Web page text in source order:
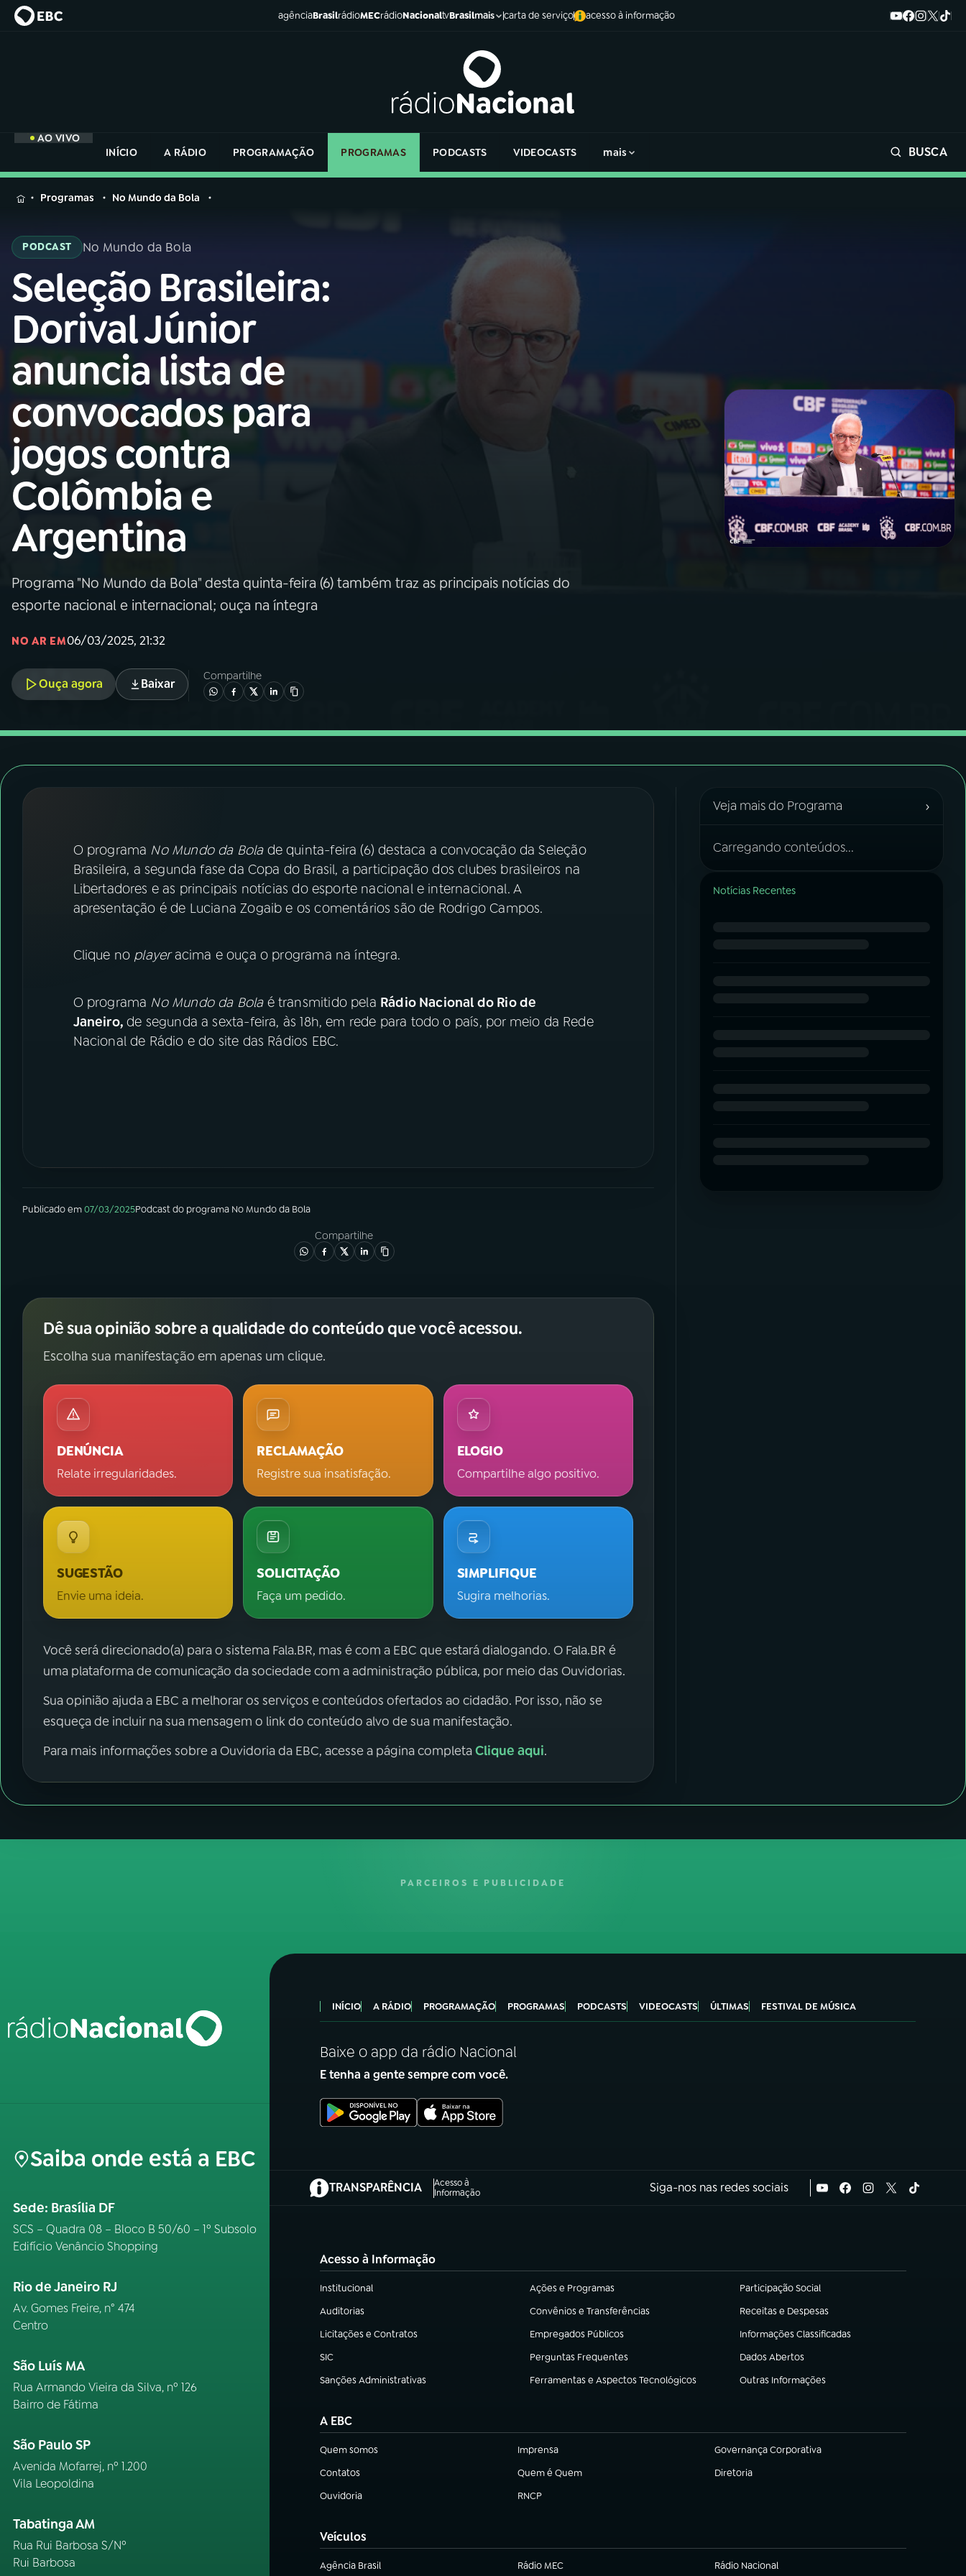
agênciaBrasilrádioMECrádioNacionaltvBrasilmais carta de serviço acesso à informação
AO VIVO
INÍCIO
A RÁDIO PROGRAMAÇÃO PROGRAMAS PODCASTS VIDEOCASTS mais BUSCA
MENU
Buscar
na
Rádio
Nacional
AO VIVO
01 INÍCIO
02 A RÁDIO
03 PROGRAMAÇÃO
04PROGRAMAS
05PODCASTS
06 VIDEOCASTS
07ÚLTIMAS
FESTIVAL DE MÚSICA
ACOMPANHE A RÁDIO NACIONAL
na
Rádio
Programas No Mundo da Bola
PODCAST No Mundo da Bola
Seleção Brasileira:
Dorival Júnior
anuncia lista de
convocados para
jogos contra
Colômbia e
Argentina
Programa "No Mundo da Bola" desta quinta-feira (6) também traz as principais notícias do
esporte nacional e internacional; ouça na íntegra
NO AR EM06/03/2025, 21:32
Ouça agora Baixar
Compartilhe
O programa No Mundo da Bolade quinta-feira (6) destaca a convocação da Seleção
Brasileira, a segunda fase da Copa do Brasil, a participação dos clubes brasileiros na
Libertadores e as principais notícias do esporte nacional e internacional. A
apresentação é de Luciana Zogaib e os comentários são de Rodrigo Campos.
Clique no playeracima e ouça o programa na íntegra.
O programa No Mundo da Bolaé transmitido pela Rádio Nacional do Rio de
Janeiro,de segunda a sexta-feira, às 18h, em rede para todo o país, por meio da Rede
Nacional de Rádio e do site das Rádios EBC.
Publicado em07/03/2025Podcastdo programa No Mundo da Bola
Compartilhe
Dê sua opinião sobre a qualidade do conteúdo que você acessou.
Escolha sua manifestação em apenas um clique.
DENÚNCIA
Relate irregularidades.
RECLAMAÇÃO
Registre sua insatisfação.
ELOGIO
Compartilhe algo positivo.
SUGESTÃO
Envie uma ideia.
SOLICITAÇÃO
Faça um pedido.
SIMPLIFIQUE
Sugira melhorias.
Você será direcionado(a) para o sistema Fala.BR, mas é com a EBC que estará dialogando. O Fala.BR é
uma plataforma de comunicação da sociedade com a administração pública, por meio das Ouvidorias.
Sua opinião ajuda a EBC a melhorar os serviços e conteúdos ofertados ao cidadão. Por isso, não se
esqueça de incluir na sua mensagem o link do conteúdo alvo de sua manifestação.
Para mais informações sobre a Ouvidoria da EBC, acesse a página completaClique aqui.
Veja mais do Programa ›
Carregando conteúdos...
Notícias Recentes
PARCEIROS E PUBLICIDADE
Saiba onde está a EBC
Sede: Brasília DF
SCS – Quadra 08 – Bloco B 50/60 – 1º Subsolo
Edifício Venâncio Shopping
Rio de Janeiro RJ
Av. Gomes Freire, n° 474
Centro
São Luís MA
Rua Armando Vieira da Silva, nº 126
Bairro de Fátima
São Paulo SP
Avenida Mofarrej, nº 1.200
Vila Leopoldina
Tabatinga AM
Rua Rui Barbosa S/Nº
Rui Barbosa
INÍCIO A RÁDIO PROGRAMAÇÃO PROGRAMAS PODCASTS VIDEOCASTS ÚLTIMAS FESTIVAL DE MÚSICA
Baixe o app da rádio Nacional
E tenha a gente sempre com você.
TRANSPARÊNCIA
Acesso à
Informação
(abre em nova aba) Siga-nos nas redes sociais
Acesso à Informação
Institucional
(abre em nova aba) Ações e Programas
(abre em nova aba) Participação Social
(abre em nova aba)
Auditorias
(abre em nova aba) Convênios e Transferências
(abre em nova aba) Receitas e Despesas
(abre em nova aba)
Licitações e Contratos
(abre em nova aba) Empregados Públicos
(abre em nova aba) Informações Classificadas
(abre em nova aba)
SIC
(abre em nova aba) Perguntas Frequentes
(abre em nova aba) Dados Abertos
(abre em nova aba)
Sanções Administrativas
(abre em nova aba) Ferramentas e Aspectos Tecnológicos
(abre em nova aba) Outras Informações
(abre em nova aba)
A EBC
Quem somos
(abre em nova aba) Imprensa
(abre em nova aba) Governança Corporativa
(abre em nova aba)
Contatos
(abre em nova aba) Quem é Quem
(abre em nova aba) Diretoria
(abre em nova aba)
Ouvidoria
(abre em nova aba) RNCP
(abre em nova aba)
Veículos
Agência Brasil
(abre em nova aba) Rádio MEC
(abre em nova aba) Rádio Nacional